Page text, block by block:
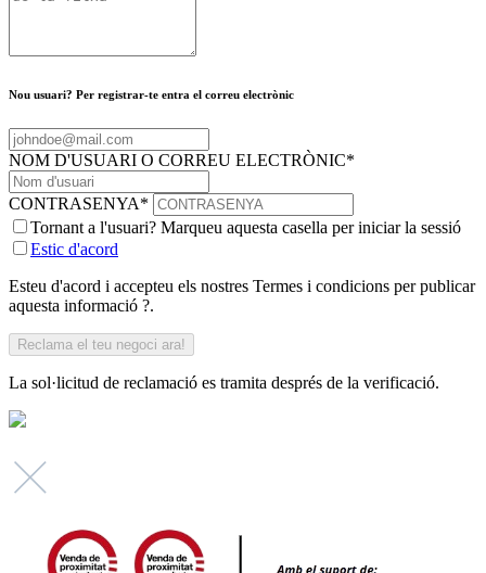
Nou usuari? Per registrar-te entra el correu electrònic
NOM D'USUARI O CORREU ELECTRÒNIC*
CONTRASENYA*
Tornant a l'usuari? Marqueu aquesta casella per iniciar la sessió
Estic d'acord
Esteu d'acord i accepteu els nostres Termes i condicions per publicar
aquesta informació ?.
La sol·licitud de reclamació es tramita després de la verificació.